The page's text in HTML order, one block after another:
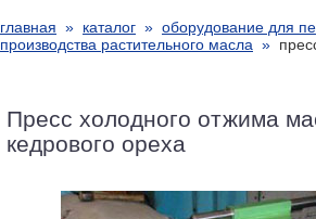
главная » каталог » оборудование для
производства растительного масла »
Пресс холодного отжима
кедрового ореха